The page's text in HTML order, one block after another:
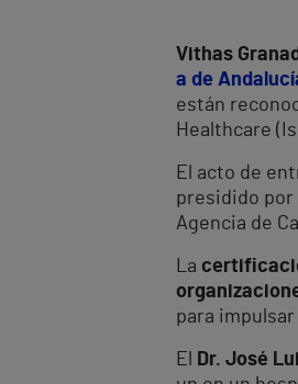
Vithas
a de
están
Healthcare
El acto de
presidido por
Agencia de
La
para
El Dr. José